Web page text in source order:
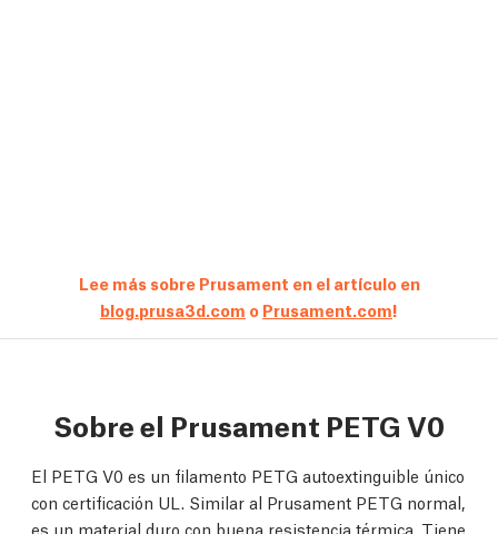
Lee más sobre Prusament en el artículo en
blog.prusa3d.com o Prusament.com!
Sobre el Prusament PETG V0
El PETG V0 es un filamento PETG autoextinguible único
con certificación UL. Similar al Prusament PETG normal,
es un material duro con buena resistencia térmica. Tiene